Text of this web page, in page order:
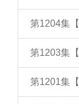
第1204集
第1203集
第1201集